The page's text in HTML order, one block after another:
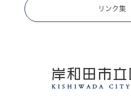
リンク集